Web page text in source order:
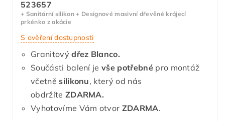
523657
+ Sanitární silikon + Designové masivní dřevěné krájecí
prkénko z akácie
S ověření dostupnosti
Granitový dřez Blanco.
Součásti balení jevše potřebnépro montáž
včetněsilikonu, který od nás
obdržíte ZDARMA.
Vyhotovíme Vám otvor ZDARMA.